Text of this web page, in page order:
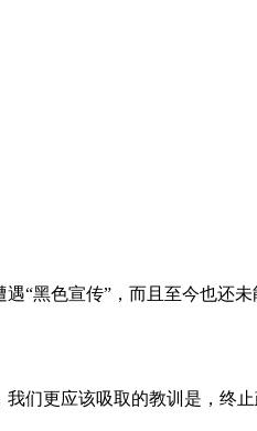
“黑色宣传”，而且至今也还未
们更应该吸取的教训是，终